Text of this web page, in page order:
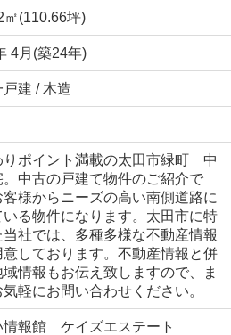
㎡(110.66坪)
4月(築24年)
戸建 / 木造
りポイント満載の太田市緑町 中
。中古の戸建て物件のご紹介で
客様からニーズの高い南側道路に
いる物件になります。太田市に特
当社では、多種多様な不動産情報
意しております。不動産情報と併
情報もお伝え致しますので、ま
軽にお問い合わせください。
情報館 ケイズエステート